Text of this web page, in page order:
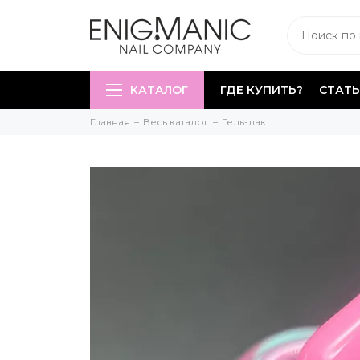
КАТАЛОГ ГДЕ КУПИТЬ?
Главная Весь каталог Гель-лак